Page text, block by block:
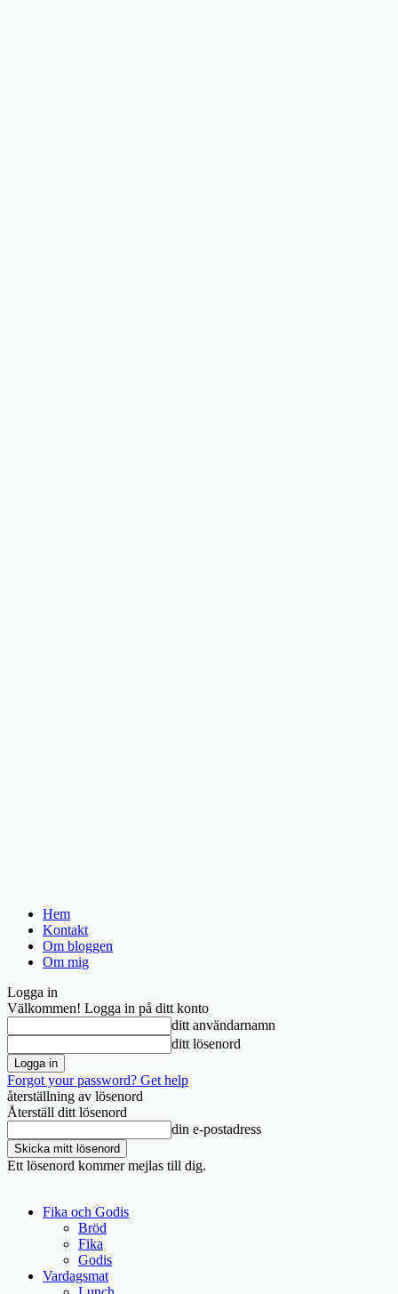
Hem
Kontakt
Om bloggen
Om mig
Logga in
Välkommen! Logga in på ditt konto
ditt användarnamn
ditt lösenord
Forgot your password? Get help
återställning av lösenord
Återställ ditt lösenord
din e-postadress
Ett lösenord kommer mejlas till dig.
Fika och Godis
Bröd
Fika
Godis
Vardagsmat